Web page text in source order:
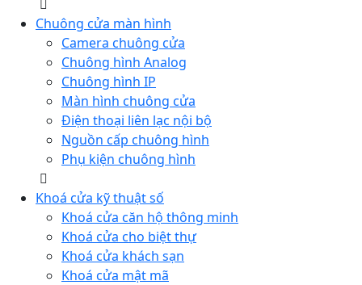
Chuông cửa màn hình
Camera chuông cửa
Chuông hình Analog
Chuông hình IP
Màn hình chuông cửa
Điện thoại liên lạc nội bộ
Nguồn cấp chuông hình
Phụ kiện chuông hình
Khoá cửa kỹ thuật số
Khoá cửa căn hộ thông minh
Khoá cửa cho biệt thự
Khoá cửa khách sạn
Khoá cửa mật mã